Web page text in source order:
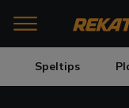
Speltips